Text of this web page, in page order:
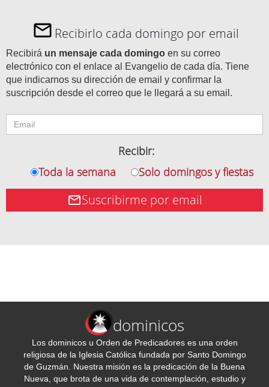
Recibirlo cada domingo por email
Recibirá un mensaje cada domingo en su correo
electrónico con el enlace al Evangelio de cada día. Tiene
que indicarnos su dirección de email y confirmar la
suscripción desde el correo que le llegará a su email.
Recibir:
Toda la semana
Solo domingos y fiestas
Suscribirme por email
dominicos
Los dominicos u Orden de Predicadores es una orden
religiosa de la Iglesia Católica fundada por Santo Domingo
de Guzmán. Nuestra misión es la predicación de la Buena
Nueva, que brota de una vida de contemplación, estudio y